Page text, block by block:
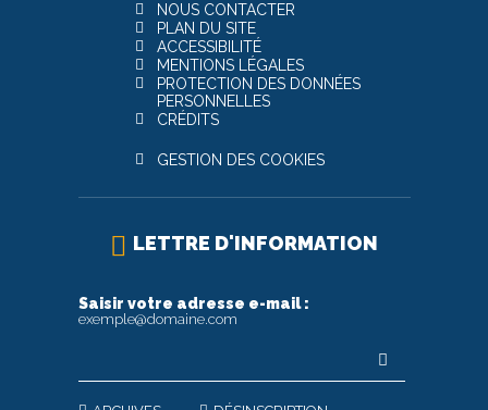
NOUS CONTACTER
PLAN DU SITE
ACCESSIBILITÉ
MENTIONS LÉGALES
PROTECTION DES DONNÉES
PERSONNELLES
CRÉDITS
GESTION DES COOKIES
LETTRE D'INFORMATION
Saisir votre adresse e-mail :
exemple@domaine.com